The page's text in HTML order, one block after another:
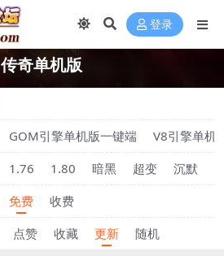
登录
传奇单机版
GOM引擎单机版一键端
V8引擎单机
1.76 1.80 暗黑 超变 沉默
免费
收费
点赞 收藏 更新 随机